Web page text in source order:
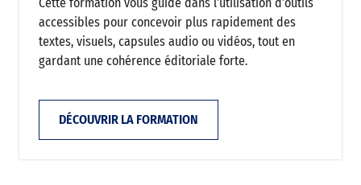
accessibles pour concevoir plus rapidement des
textes, visuels, capsules audio ou vidéos, tout en
gardant une cohérence éditoriale forte.
DÉCOUVRIR LA FORMATION